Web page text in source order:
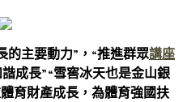
的主要動力”，“推進群眾講座
成長”“雪窖冰天也是金山銀
育財產成長，為體育強國扶